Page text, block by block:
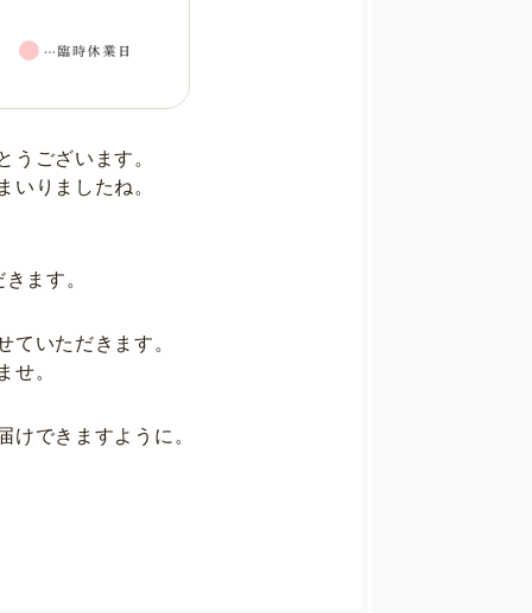
うございます。
いりましたね。
ます。
ていただきます。
せ。
けできますように。